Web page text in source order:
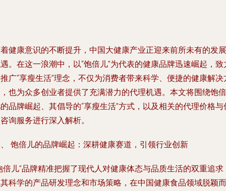
健康意识的不断提升，中国大健康产业正迎来前所未有的发展
。在这一浪潮中，以“饱倍儿”为代表的健康品牌迅速崛起，致
广“享瘦生活”理念，不仅为消费者带来科学、便捷的健康解决
也为众多创业者提供了充满潜力的代理机遇。本文将围绕饱倍
品牌崛起、其倡导的“享瘦生活”方式，以及相关的代理价格与
询服务进行深入解析。
饱倍儿的品牌崛起：深耕健康赛道，引领行业创新
倍儿”品牌精准把握了现代人对健康体态与品质生活的双重追求
科学的产品研发理念和市场策略，在中国健康食品领域脱颖而